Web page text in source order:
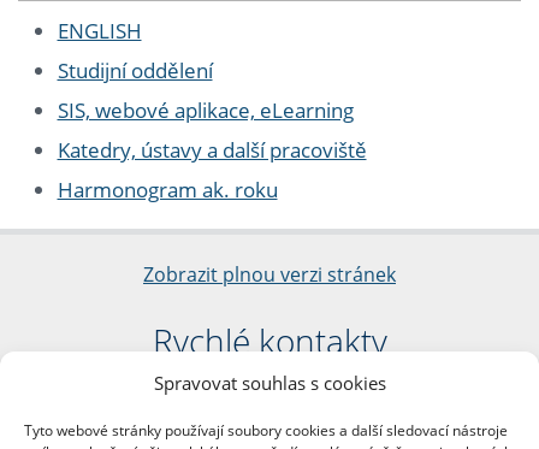
Spravovat souhlas s cookies
Tyto webové stránky používají soubory cookies a další sledovací nástroje
ENGLISH
Studijní oddělení
SIS, webové aplikace, eLearning
Katedry, ústavy a další pracoviště
Harmonogram ak. roku
Zobrazit plnou verzi stránek
Rychlé kontakty
Filozofická fakulta
nám. Jana Palacha 1/2